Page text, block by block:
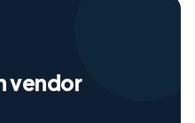
vendor